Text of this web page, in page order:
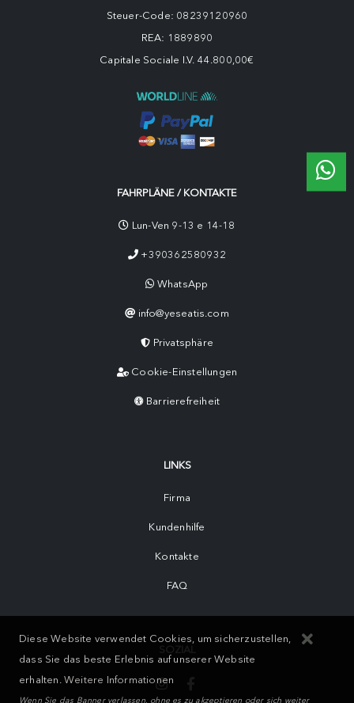
Steuer-Code: 08239120960
REA: 1889890
Capitale Sociale I.V. 44.800,00€
FAHRPLÄNE / KONTAKTE
Lun-Ven 9-13 e 14-18
+390362580932
WhatsApp
info@yeseatis.com
Privatsphäre
Cookie-Einstellungen
Barrierefreiheit
LINKS
Firma
Kundenhilfe
Kontakte
FAQ
Diese Website verwendet Cookies, um sicherzustellen,
dass Sie das beste Erlebnis auf unserer Website
erhalten.Weitere Informationen
Wenn Sie das Banner verlassen, ohne es zu akzeptieren oder sich weiter